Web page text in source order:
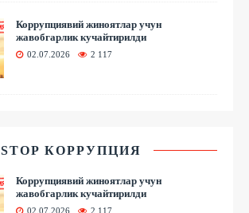
Коррупциявий жиноятлар учун
жавобгарлик кучайтирилди
02.07.2026 2 117
STOP КОРРУПЦИЯ
Коррупциявий жиноятлар учун
жавобгарлик кучайтирилди
02.07.2026 2 117